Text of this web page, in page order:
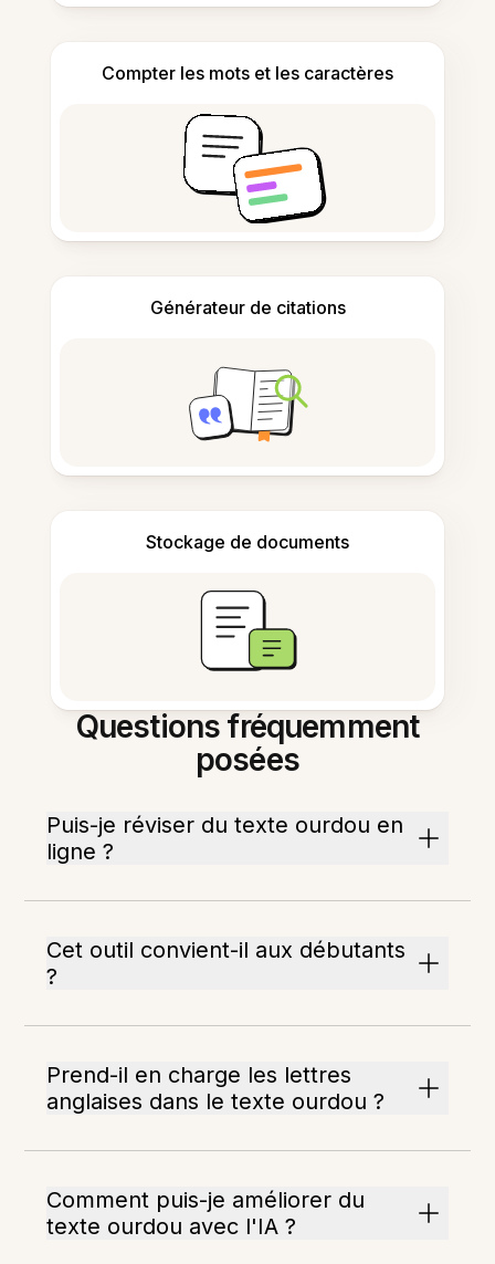
Compter les mots et les caractères
Générateur de citations
Stockage de documents
Questions fréquemment
posées
Puis-je réviser du texte ourdou en
ligne ?
Cet outil convient-il aux débutants
?
Prend-il en charge les lettres
anglaises dans le texte ourdou ?
Comment puis-je améliorer du
texte ourdou avec l'IA ?